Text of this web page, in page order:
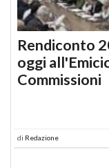
Rendiconto
oggi
Commissioni
di Redazione